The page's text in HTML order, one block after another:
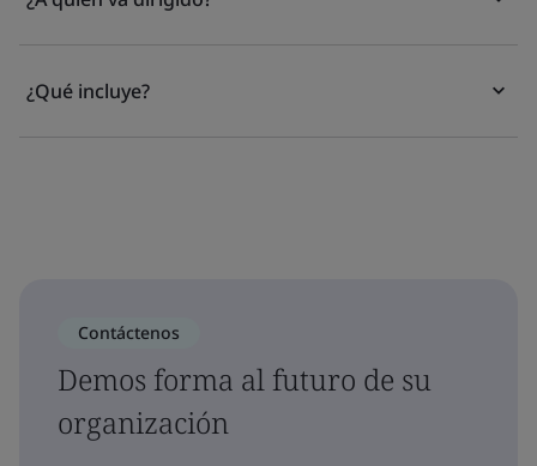
¿Qué incluye?
Contáctenos
Demos forma al futuro de su
organización